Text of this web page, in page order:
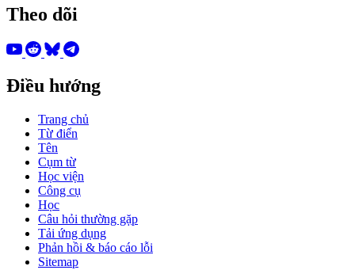
Theo dõi
Điều hướng
Trang chủ
Từ điển
Tên
Cụm từ
Học viện
Công cụ
Học
Câu hỏi thường gặp
Tải ứng dụng
Phản hồi & báo cáo lỗi
Sitemap